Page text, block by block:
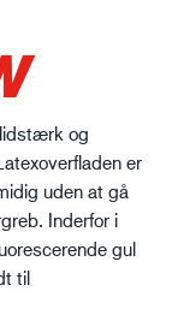
og
er
uden at gå
Inderfor i
gul
til